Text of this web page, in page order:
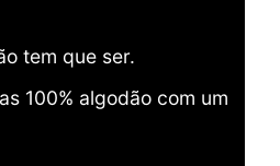
tem que ser.
100% algodão com um